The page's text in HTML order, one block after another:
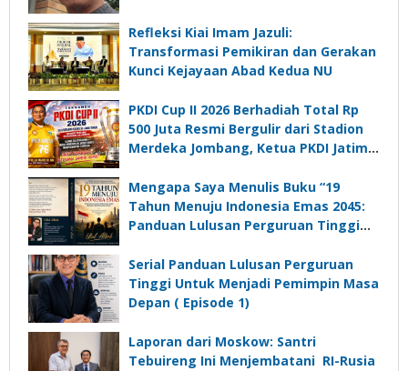
Refleksi Kiai Imam Jazuli:
Transformasi Pemikiran dan Gerakan
Kunci Kejayaan Abad Kedua NU
PKDI Cup II 2026 Berhadiah Total Rp
500 Juta Resmi Bergulir dari Stadion
Merdeka Jombang, Ketua PKDI Jatim:
Komunikasi Kades untuk Memajukan
Desa
Mengapa Saya Menulis Buku “19
Tahun Menuju Indonesia Emas 2045:
Panduan Lulusan Perguruan Tinggi
Depan”?
Serial Panduan Lulusan Perguruan
Tinggi Untuk Menjadi Pemimpin Masa
Depan ( Episode 1)
Laporan dari Moskow: Santri
Tebuireng Ini Menjembatani RI-Rusia